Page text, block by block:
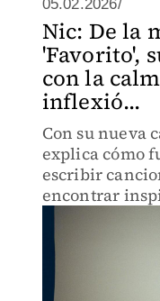
05.02.2026/
Nic: De la
'Favorito',
con la
inflexió...
Con su nueva
explica cómo
escribir
encontrar